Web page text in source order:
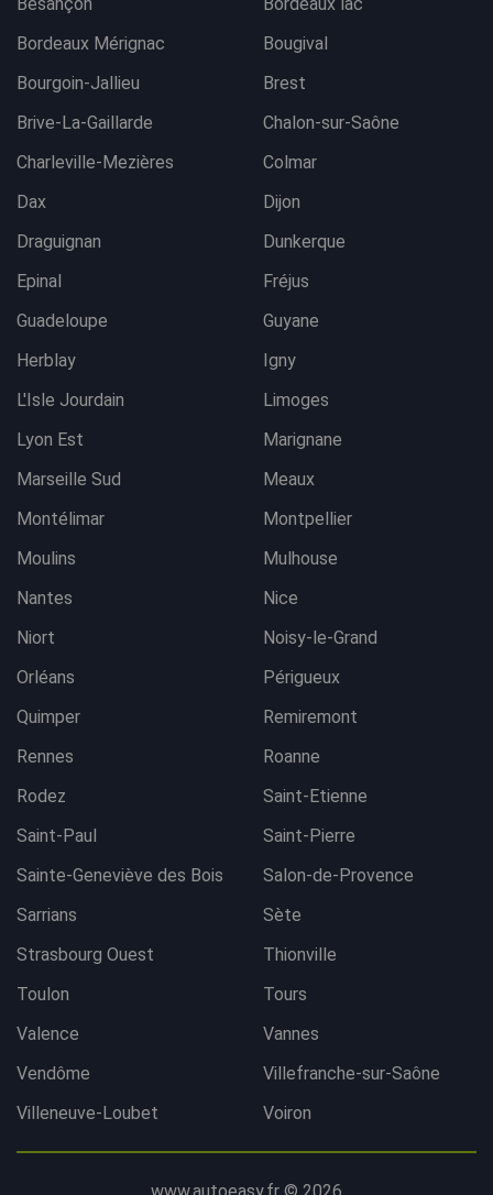
Besançon
Bordeaux lac
Bordeaux Mérignac
Bougival
Bourgoin-Jallieu
Brest
Brive-La-Gaillarde
Chalon-sur-Saône
Charleville-Mezières
Colmar
Dax
Dijon
Draguignan
Dunkerque
Epinal
Fréjus
Guadeloupe
Guyane
Herblay
Igny
L'Isle Jourdain
Limoges
Lyon Est
Marignane
Marseille Sud
Meaux
Montélimar
Montpellier
Moulins
Mulhouse
Nantes
Nice
Niort
Noisy-le-Grand
Orléans
Périgueux
Quimper
Remiremont
Rennes
Roanne
Rodez
Saint-Etienne
Saint-Paul
Saint-Pierre
Sainte-Geneviève des Bois
Salon-de-Provence
Sarrians
Sète
Strasbourg Ouest
Thionville
Toulon
Tours
Valence
Vannes
Vendôme
Villefranche-sur-Saône
Villeneuve-Loubet
Voiron